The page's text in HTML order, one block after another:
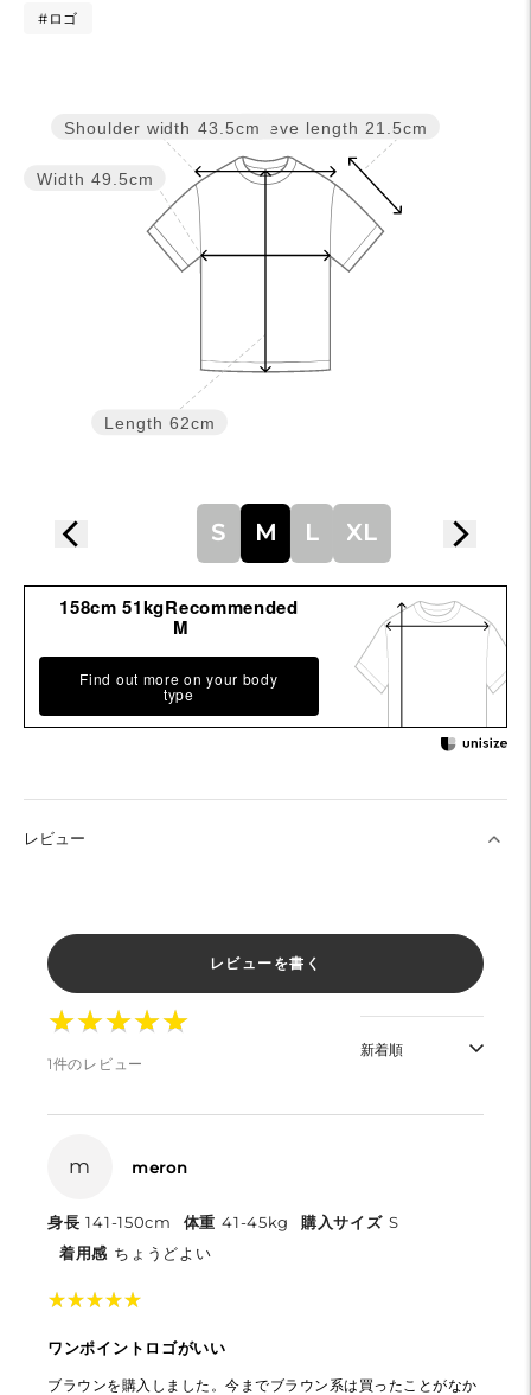
を
#ロゴ
Sleeve length 21.5cm
Length 62cm
Width 49.5cm
Shoulder width 43.5cm
S M L XL
158cm 51kgRecommended
M
Find out more on your body
type
レビュー
レビューを書く
★★★★★
★★★★★
1件のレビュー
m meron
身長 141-150cm 体重 41-45kg 購入サイズ S
着用感 ちょうどよい
★★★★★
★★★★★
ワンポイントロゴがいい
ブラウンを購入しました。今までブラウン系は買ったことがなか